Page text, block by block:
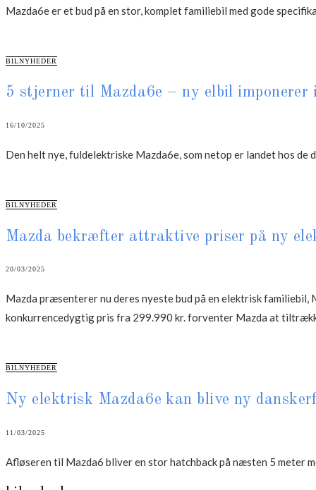
Mazda6e er et bud på en stor, komplet familiebil med gode
CATEGORIES
BILNYHEDER
5 stjerner til Mazda6e – ny elbil imponerer
16/10/2025
Den helt nye, fuldelektriske Mazda6e, som netop er landet hos
CATEGORIES
BILNYHEDER
Mazda bekræfter attraktive priser på ny
20/03/2025
Mazda præsenterer nu deres nyeste bud på en elektrisk
konkurrencedygtig pris fra 299.990 kr. forventer Mazda at
CATEGORIES
BILNYHEDER
Ny elektrisk Mazda6e kan blive ny
11/03/2025
Afløseren til Mazda6 bliver en stor hatchback på næsten 5 meter